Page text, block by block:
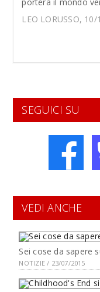
LEO LORUSSO,
SEGUICI SU
VEDI ANCHE
Sei cose da sapere
NOTIZIE / 23/07/2015